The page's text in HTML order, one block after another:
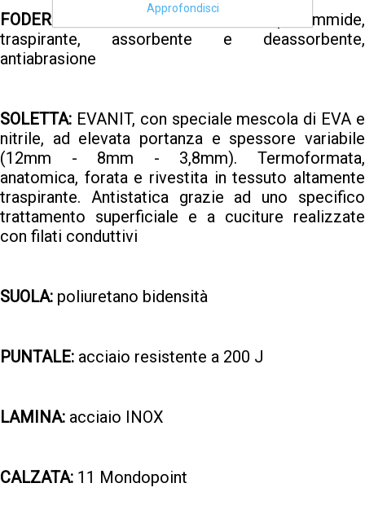
FODERA INTERNA:
TEXELLE 100% poliammide,
traspirante, assorbente e deassorbente,
antiabrasione
SOLETTA: EVANIT, con speciale mescola di EVA e
nitrile, ad elevata portanza e spessore variabile
(12mm - 8mm - 3,8mm). Termoformata,
anatomica, forata e rivestita in tessuto altamente
traspirante. Antistatica grazie ad uno specifico
trattamento superficiale e a cuciture realizzate
con filati conduttivi
SUOLA: poliuretano bidensità
PUNTALE: acciaio resistente a 200 J
LAMINA: acciaio INOX
CALZATA: 11 Mondopoint
Approfondisci